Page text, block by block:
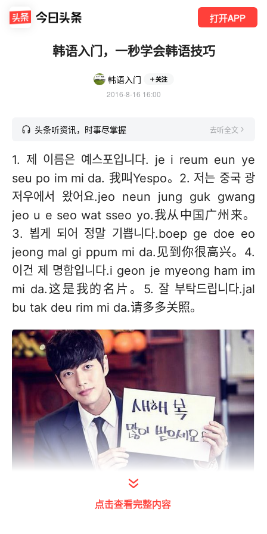
打开APP
韩语入门，一秒学会韩语技巧
韩语入门 关注
2016-8-16 16:00
头条听资讯，时事尽掌握 去听全文
1. 제 이름은 예스포입니다. je i reum eun ye
seu po im mi da. 我叫Yespo。2. 저는 중국 광
저우에서 왔어요.jeo neun jung guk gwang
jeo u e seo wat sseo yo.我从中国广州来。
3. 뵙게 되어 정말 기쁩니다.boep ge doe eo
jeong mal gi ppum mi da.见到你很高兴。4.
이건 제 명함입니다.i geon je myeong ham im
mi da.这是我的名片。5. 잘 부탁드립니다.jal
bu tak deu rim mi da.请多多关照。
1. 도와주셔서 감사합니다.do wa ju syeo seo
点击查看完整内容